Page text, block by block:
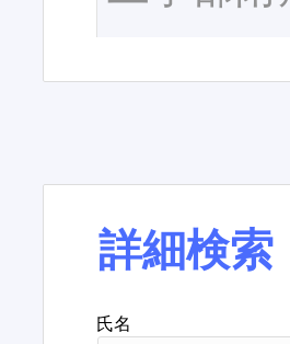
詳細検索
氏名